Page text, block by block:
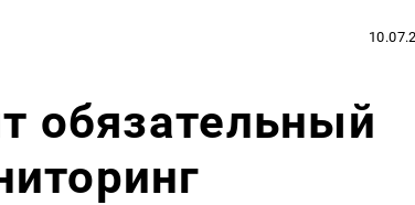
обязательный